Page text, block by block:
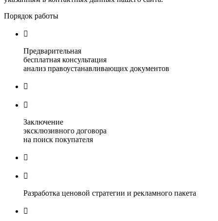
Порядок работы

Предварительная
бесплатная консультация
анализ правоустанавливающих документов


Заключение
эксклюзивного договора
на поиск покупателя


Разработка ценовой стратегии и рекламного пакета
